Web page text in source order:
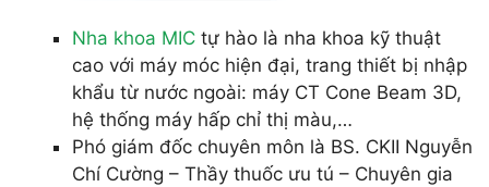
Nha khoa MIC tự hào là nha khoa kỹ thuật
cao với máy móc hiện đại, trang thiết bị nhập
khẩu từ nước ngoài: máy CT Cone Beam 3D,
hệ thống máy hấp chỉ thị màu,…
Phó giám đốc chuyên môn là BS. CKII Nguyễn
Chí Cường – Thầy thuốc ưu tú – Chuyên gia